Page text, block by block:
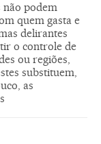
não podem
quem gasta e
delirantes
o controle de
ou regiões,
substituem,
as